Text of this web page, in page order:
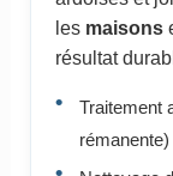
les maisons
résultat
Traitement
rémanente)